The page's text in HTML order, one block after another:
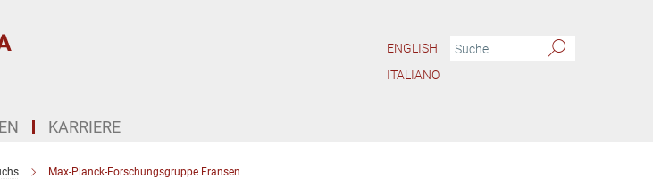
ENGLISH
ITALIANO
KARRIERE
Max-Planck-Forschungsgruppe Fransen